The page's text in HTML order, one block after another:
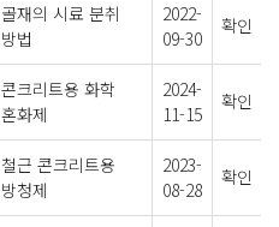
골재의 시료 분취
방법
2022-
09-30
확인
콘크리트용 화학
혼화제
2024-
11-15
확인
철근 콘크리트용
방청제
2023-
08-28
확인